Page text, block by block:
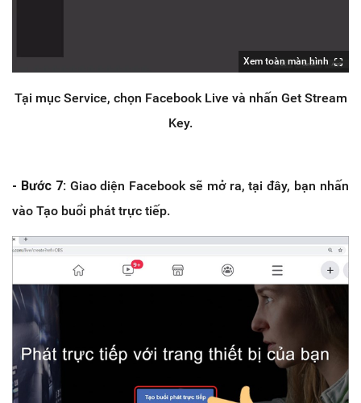
Xem toàn màn hình
Tại mục Service, chọn Facebook Live và nhấn Get Stream
Key.
- Bước 7: Giao diện Facebook sẽ mở ra, tại đây, bạn nhấn
vào Tạo buổi phát trực tiếp.